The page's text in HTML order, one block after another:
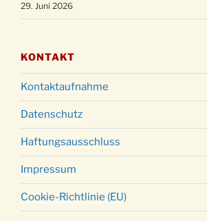
29. Juni 2026
KONTAKT
Kontaktaufnahme
Datenschutz
Haftungsausschluss
Impressum
Cookie-Richtlinie (EU)